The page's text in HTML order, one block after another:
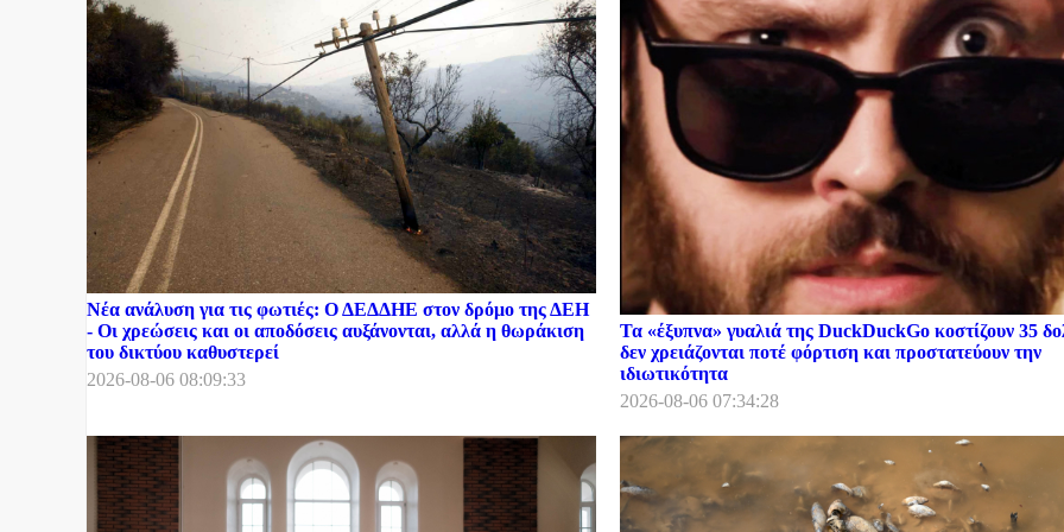
Νέα ανάλυση για τις φωτιές: Ο ΔΕΔΔΗΕ στον δρόμο της ΔΕΗ
- Οι χρεώσεις και οι αποδόσεις αυξάνονται, αλλά η θωράκιση
του δικτύου καθυστερεί
2026-08-06 08:09:33
Τα «έξυπνα» γυαλιά της DuckDuckGo κοστίζουν 35
δεν χρειάζονται ποτέ φόρτιση και προστατεύουν την
ιδιωτικότητα
2026-08-06 07:34:28